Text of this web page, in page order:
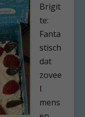
Brigit
te:
Fanta
stisch
dat
zovee
l
mens